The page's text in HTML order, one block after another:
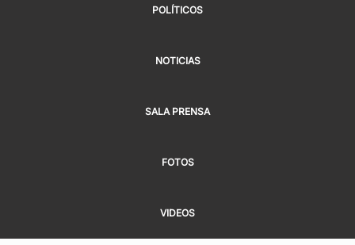
POLÍTICOS
NOTICIAS
SALA PRENSA
FOTOS
VIDEOS